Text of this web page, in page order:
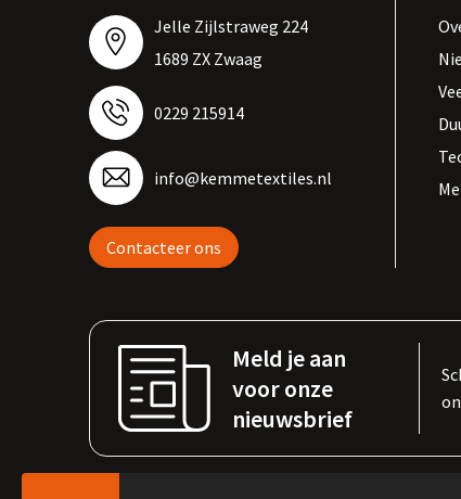
Jelle Zijlstraweg 224
1689 ZX Zwaag
0229 215914
info@kemmetextiles.nl
Contacteer ons
Meld je aan
voor onze
nieuwsbrief